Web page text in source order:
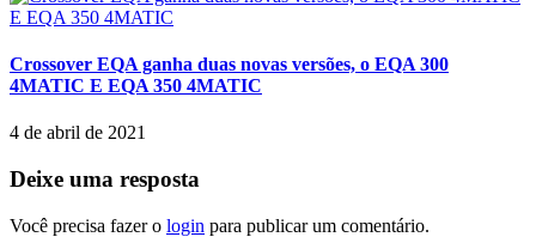
Crossover EQA ganha duas novas versões, o EQA 300
4MATIC E EQA 350 4MATIC
4 de abril de 2021
Deixe uma resposta
Você precisa fazer o login para publicar um comentário.